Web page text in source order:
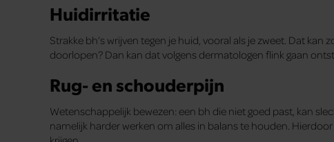
Huidirritatie
Strakke bh’s wrijven tegen je huid, vooral als je zweet. Dat
doorlopen? Dan kan dat volgens dermatologen flink gaan
Rug- en schouderpijn
Wetenschappelijk bewezen: een bh die niet goed past, kan
namelijk harder werken om alles in balans te houden.